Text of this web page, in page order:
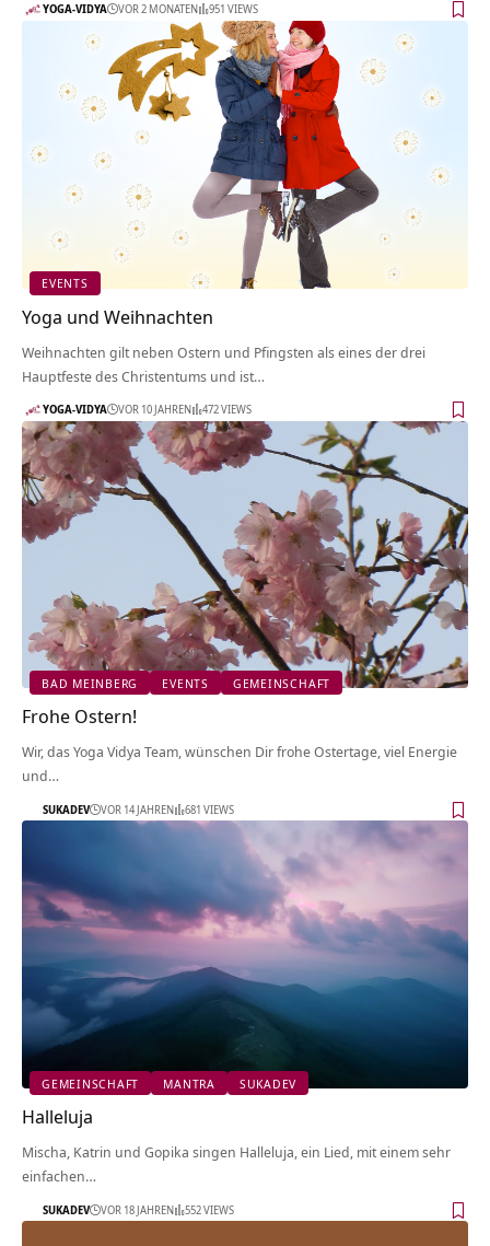
YOGA-VIDYA VOR 2 MONATEN 951 VIEWS
EVENTS
Yoga und Weihnachten
Weihnachten gilt neben Ostern und Pfingsten als eines der drei
Hauptfeste des Christentums und ist…
YOGA-VIDYA VOR 10 JAHREN 472 VIEWS
BAD MEINBERG EVENTS GEMEINSCHAFT
Frohe Ostern!
Wir, das Yoga Vidya Team, wünschen Dir frohe Ostertage, viel Energie
und…
SUKADEV VOR 14 JAHREN 681 VIEWS
GEMEINSCHAFT MANTRA SUKADEV
Halleluja
Mischa, Katrin und Gopika singen Halleluja, ein Lied, mit einem sehr
einfachen…
SUKADEV VOR 18 JAHREN 552 VIEWS